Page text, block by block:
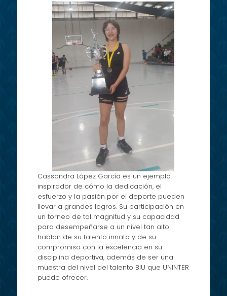
Cassandra López García es un ejemplo
inspirador de cómo la dedicación, el
esfuerzo y la pasión por el deporte pueden
llevar a grandes logros. Su participación en
un torneo de tal magnitud y su capacidad
para desempeñarse a un nivel tan alto
hablan de su talento innato y de su
compromiso con la excelencia en su
disciplina deportiva, además de ser una
muestra del nivel del talento BIU que UNINTER
puede ofrecer.